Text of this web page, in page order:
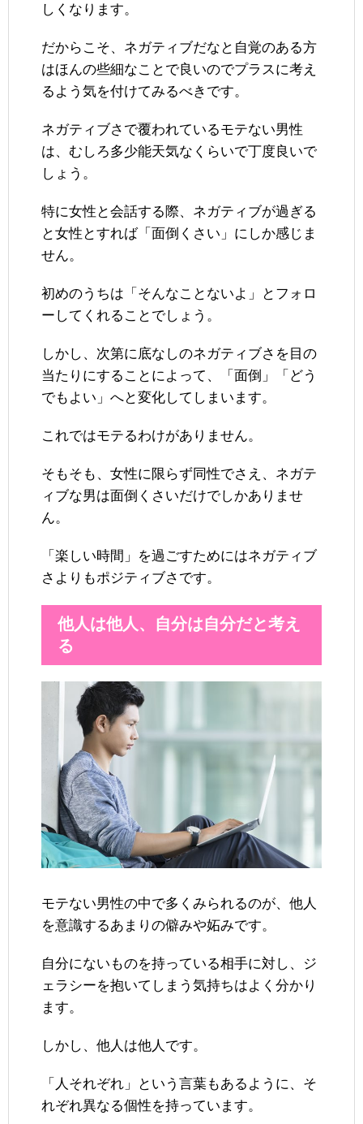
しくなります。
だからこそ、ネガティブだなと自覚のある方
はほんの些細なことで良いのでプラスに考え
るよう気を付けてみるべきです。
ネガティブさで覆われているモテない男性
は、むしろ多少能天気なくらいで丁度良いで
しょう。
特に女性と会話する際、ネガティブが過ぎる
と女性とすれば「面倒くさい」にしか感じま
せん。
初めのうちは「そんなことないよ」とフォロ
ーしてくれることでしょう。
しかし、次第に底なしのネガティブさを目の
当たりにすることによって、「面倒」「どう
でもよい」へと変化してしまいます。
これではモテるわけがありません。
そもそも、女性に限らず同性でさえ、ネガテ
ィブな男は面倒くさいだけでしかありませ
ん。
「楽しい時間」を過ごすためにはネガティブ
さよりもポジティブさです。
他人は他人、自分は自分だと考え
る
モテない男性の中で多くみられるのが、他人
を意識するあまりの僻みや妬みです。
自分にないものを持っている相手に対し、ジ
ェラシーを抱いてしまう気持ちはよく分かり
ます。
しかし、他人は他人です。
「人それぞれ」という言葉もあるように、そ
れぞれ異なる個性を持っています。